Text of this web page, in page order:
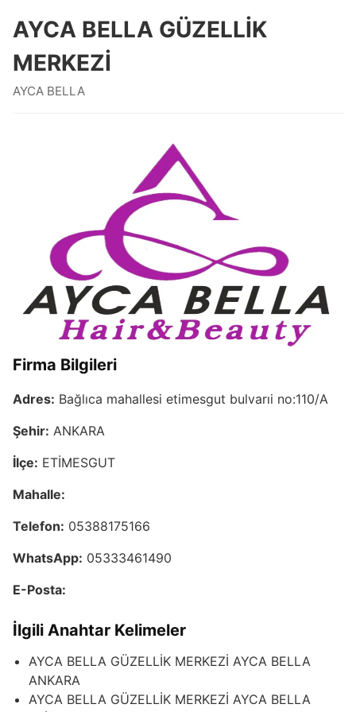
AYCA BELLA GÜZELLİK
MERKEZİ
AYCA BELLA
Firma Bilgileri
Adres: Bağlıca mahallesi etimesgut bulvarıi no:110/A
Şehir: ANKARA
İlçe: ETİMESGUT
Mahalle:
Telefon: 05388175166
WhatsApp: 05333461490
E-Posta:
İlgili Anahtar Kelimeler
AYCA BELLA GÜZELLİK MERKEZİ AYCA BELLA
ANKARA
AYCA BELLA GÜZELLİK MERKEZİ AYCA BELLA